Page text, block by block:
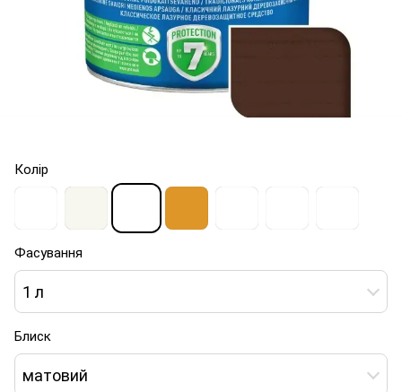
Колір
Фасування
1 л
Блиск
матовий